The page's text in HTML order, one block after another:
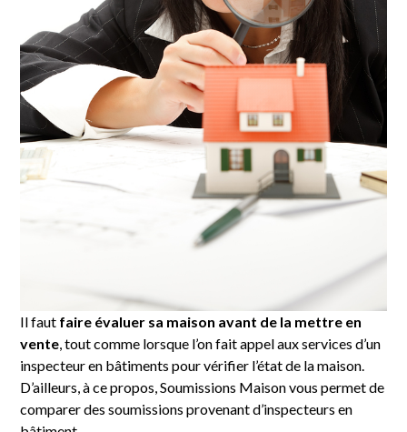
Il faut faire évaluer sa maison avant de la mettre en
vente, tout comme lorsque l’on fait appel aux services d’un
inspecteur en bâtiments pour vérifier l’état de la maison.
D’ailleurs, à ce propos, Soumissions Maison vous permet de
comparer des soumissions provenant d’inspecteurs en